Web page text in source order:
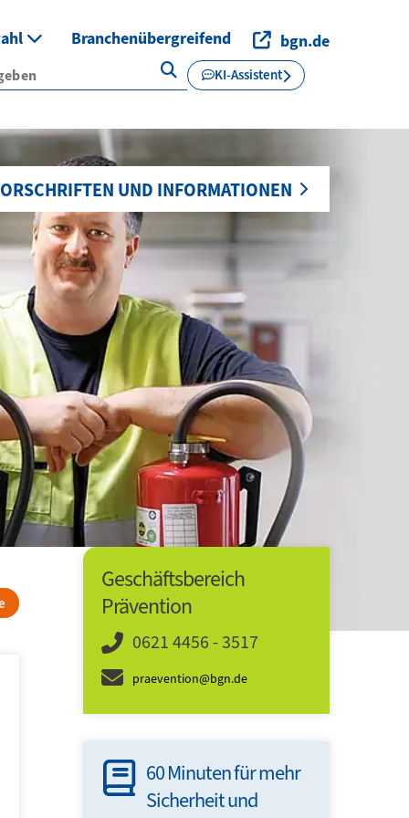
Branchenübergreifend bgn.de
KI-Assistent
UND INFORMATIONEN
Geschäftsbereich
Prävention
0621 4456 - 3517
praevention@bgn.de
der
60 Minuten für mehr
Sicherheit und